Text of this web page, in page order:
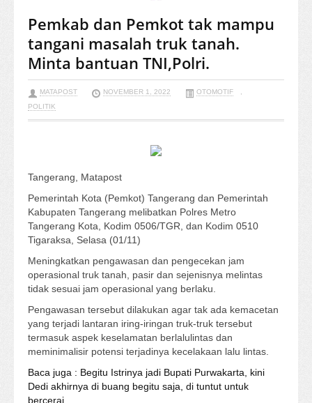
Pemkab dan Pemkot tak mampu
tangani masalah truk tanah.
Minta bantuan TNI,Polri.
MATAPOST NOVEMBER 1, 2022 OTOMOTIF
,
POLITIK
Tangerang, Matapost
Pemerintah Kota (Pemkot) Tangerang dan Pemerintah
Kabupaten Tangerang melibatkan Polres Metro
Tangerang Kota, Kodim 0506/TGR, dan Kodim 0510
Tigaraksa, Selasa (01/11)
Meningkatkan pengawasan dan pengecekan jam
operasional truk tanah, pasir dan sejenisnya melintas
tidak sesuai jam operasional yang berlaku.
Pengawasan tersebut dilakukan agar tak ada kemacetan
yang terjadi lantaran iring-iringan truk-truk tersebut
termasuk aspek keselamatan berlalulintas dan
meminimalisir potensi terjadinya kecelakaan lalu lintas.
Baca juga : Begitu Istrinya jadi Bupati Purwakarta, kini
Dedi akhirnya di buang begitu saja, di tuntut untuk
bercerai.